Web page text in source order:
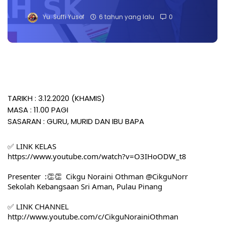
Yu. Suffi Yusof 6 tahun yang lalu 0
TARIKH : 3.12.2020 (KHAMIS)
MASA : 11.00 PAGI
SASARAN : GURU, MURID DAN IBU BAPA
✅ LINK KELAS
https://www.youtube.com/watch?v=O3IHoODW_t8
Presenter  :👏👏  Cikgu Noraini Othman @CikguNorr
Sekolah Kebangsaan Sri Aman, Pulau Pinang
http://www.youtube.com/c/CikguNorainiOthman